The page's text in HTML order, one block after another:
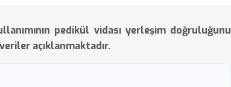
pedikül vidası yerleşim doğruluğunu
açıklanmaktadır.